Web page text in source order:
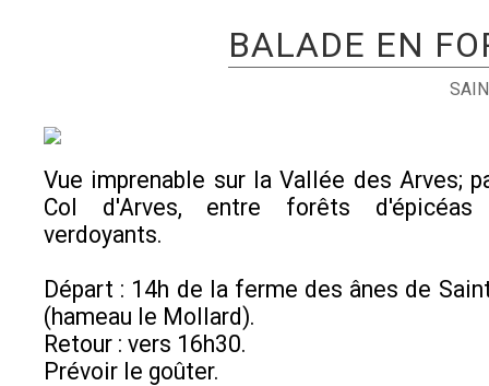
BALADE EN
Vue imprenable sur la Vallée des Arves;
Col d'Arves, entre forêts
verdoyants.
Départ : 14h de la ferme des ânes de
(hameau le Mollard).
Retour : vers 16h30.
Prévoir le goûter.